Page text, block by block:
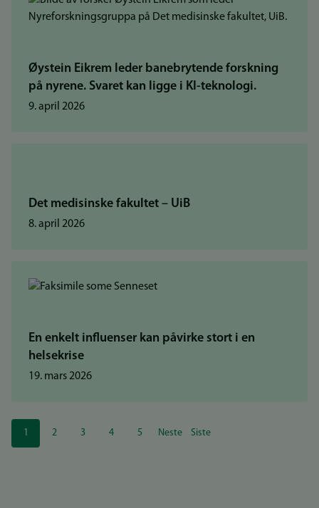
Øystein Eikrem leder banebrytende forskning
på nyrene. Svaret kan ligge i KI-teknologi.
9. april 2026
Det medisinske fakultet – UiB
8. april 2026
En enkelt influenser kan påvirke stort i en
helsekrise
19. mars 2026
Sider
Nåværende
side
1 Side
2 Side
3 Side
4 Side
5
Neste
Neste
Siste
Siste